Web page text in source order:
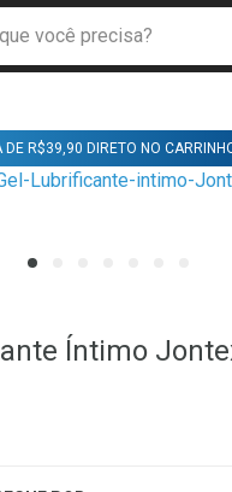
Paulo
home
página
conteúdo
carrinho
você precisa?
Íntimo
DE R$39,90 DIRETO NO